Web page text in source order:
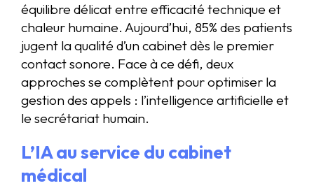
équilibre délicat entre efficacité technique et
chaleur humaine. Aujourd’hui, 85% des patients
jugent la qualité d’un cabinet dès le premier
contact sonore. Face à ce défi, deux
approches se complètent pour optimiser la
gestion des appels : l’intelligence artificielle et
le secrétariat humain.
L’IA au service du cabinet
médical